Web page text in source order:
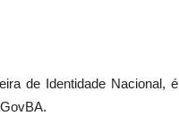
de Identidade Nacional, é